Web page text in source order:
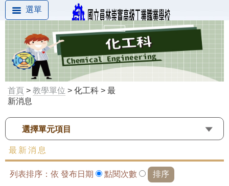
選單
首頁 > 教學單位 > 化工科 > 最
新消息
選擇單元項目
最新消息
列表排序：依 發布日期 點閱次數